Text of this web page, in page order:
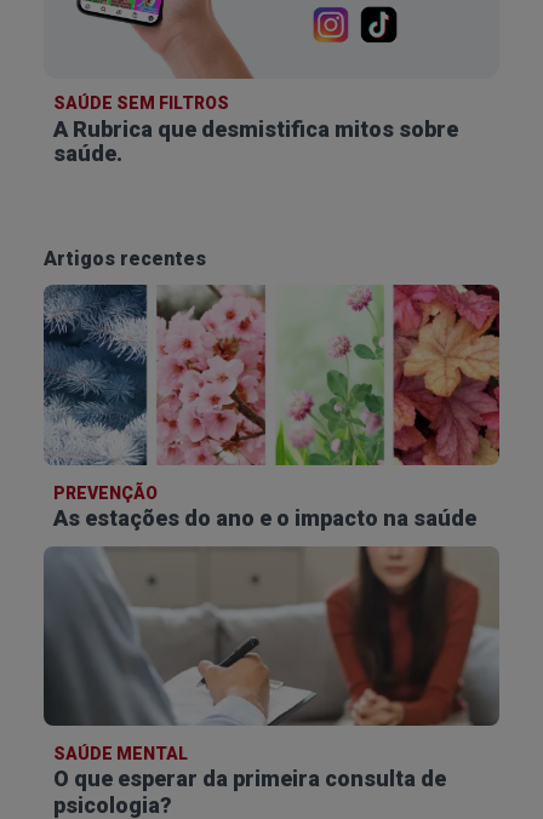
SAÚDE SEM FILTROS
A Rubrica que desmistifica mitos sobre
saúde.
Artigos recentes
PREVENÇÃO
As estações do ano e o impacto na saúde
SAÚDE MENTAL
O que esperar da primeira consulta de
psicologia?